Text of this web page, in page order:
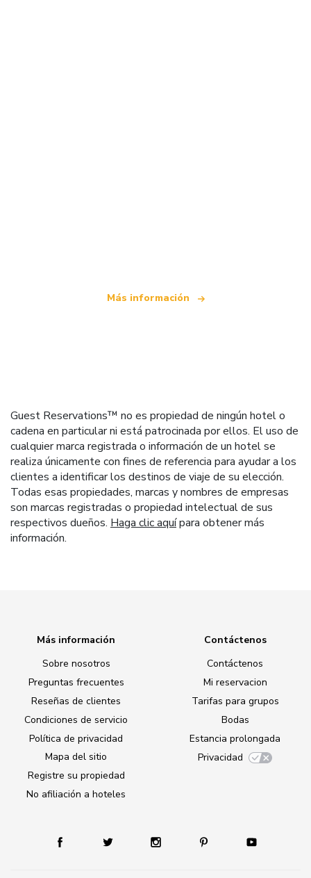
Más información
Guest Reservations™ no es propiedad de ningún hotel o
cadena en particular ni está patrocinada por ellos. El uso de
cualquier marca registrada o información de un hotel se
realiza únicamente con fines de referencia para ayudar a los
clientes a identificar los destinos de viaje de su elección.
Todas esas propiedades, marcas y nombres de empresas
son marcas registradas o propiedad intelectual de sus
respectivos dueños. Haga clic aquípara obtener más
información.
Más información
Sobre nosotros
Preguntas frecuentes
Reseñas de clientes
Condiciones de servicio
Política de privacidad
Mapa del sitio
Registre su propiedad
No afiliación a hoteles
Contáctenos
Contáctenos
Mi reservacion
Tarifas para grupos
Bodas
Estancia prolongada
Privacidad